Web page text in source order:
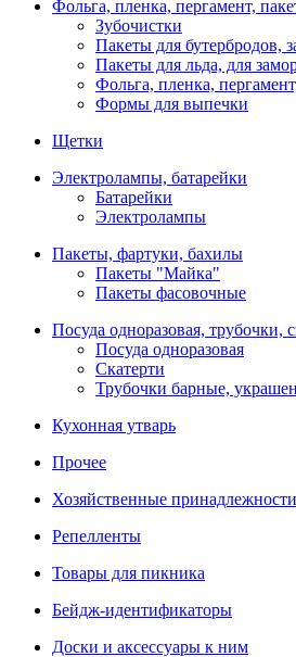
Фольга, пленка, пергамент,
Зубочистки
Пакеты для бутербродов,
Пакеты для льда, для
Фольга, пленка,
Формы для выпечки
Щетки
Электролампы, батарейки
Батарейки
Электролампы
Пакеты, фартуки, бахилы
Пакеты "Майка"
Пакеты фасовочные
Посуда одноразовая, трубочки,
Посуда одноразовая
Скатерти
Трубочки барные,
Кухонная утварь
Прочее
Хозяйственные принадлежности
Репелленты
Товары для пикника
Бейдж-идентификаторы
Доски и аксессуары к ним